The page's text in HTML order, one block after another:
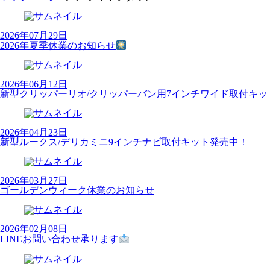
2026年07月29日
2026年夏季休業のお知らせ
2026年06月12日
新型クリッパーリオ/クリッパーバン用7インチワイド取付キッ
2026年04月23日
新型ルークス/デリカミニ9インチナビ取付キット発売中！
2026年03月27日
ゴールデンウィーク休業のお知らせ
2026年02月08日
LINEお問い合わせ承ります